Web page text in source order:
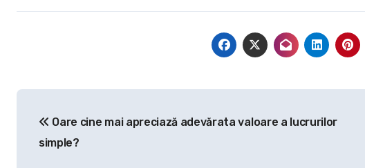
Oare cine mai apreciază adevărata valoare a lucrurilor
simple?